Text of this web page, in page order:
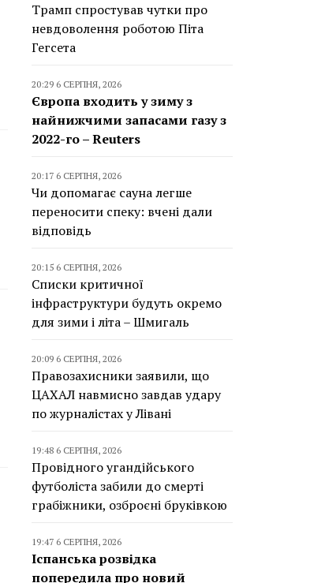
Трамп спростував чутки про
невдоволення роботою Піта
Гегсета
20:29 6 СЕРПНЯ, 2026
Європа входить у зиму з
найнижчими запасами газу з
2022-го – Reuters
20:17 6 СЕРПНЯ, 2026
Чи допомагає сауна легше
переносити спеку: вчені дали
відповідь
20:15 6 СЕРПНЯ, 2026
Списки критичної
інфраструктури будуть окремо
для зими і літа – Шмигаль
20:09 6 СЕРПНЯ, 2026
Правозахисники заявили, що
ЦАХАЛ навмисно завдав удару
по журналістах у Лівані
19:48 6 СЕРПНЯ, 2026
Провідного угандійського
футболіста забили до смерті
грабіжники, озброєні бруківкою
19:47 6 СЕРПНЯ, 2026
Іспанська розвідка
попередила про новий